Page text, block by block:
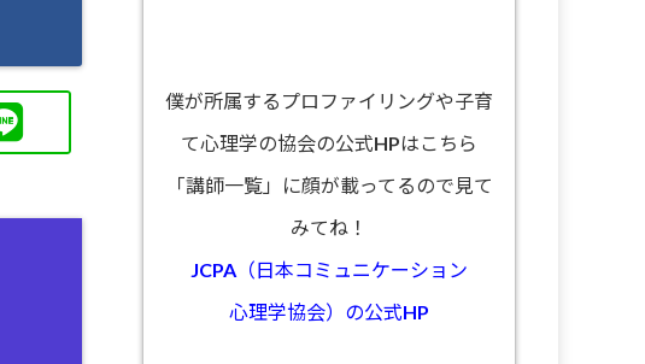
僕が所属するプロファイリングや子育
て心理学の協会の公式HPはこちら
「講師一覧」に顔が載ってるので見て
みてね！
JCPA（日本コミュニケーション
心理学協会）の公式HP